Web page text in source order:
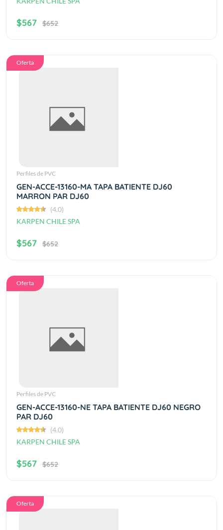
$567 $652
Oferta
Perfiles de PVC
GEN-ACCE-13160-MA TAPA BATIENTE DJ60
MARRON PAR DJ60
(4.0)
KARPEN CHILE SPA
$567 $652
Oferta
Perfiles de PVC
GEN-ACCE-13160-NE TAPA BATIENTE DJ60 NEGRO
PAR DJ60
(4.0)
KARPEN CHILE SPA
$567 $652
Oferta